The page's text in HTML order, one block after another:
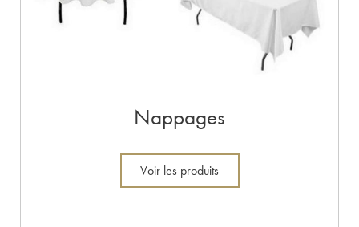
Nappages
Voir les produits